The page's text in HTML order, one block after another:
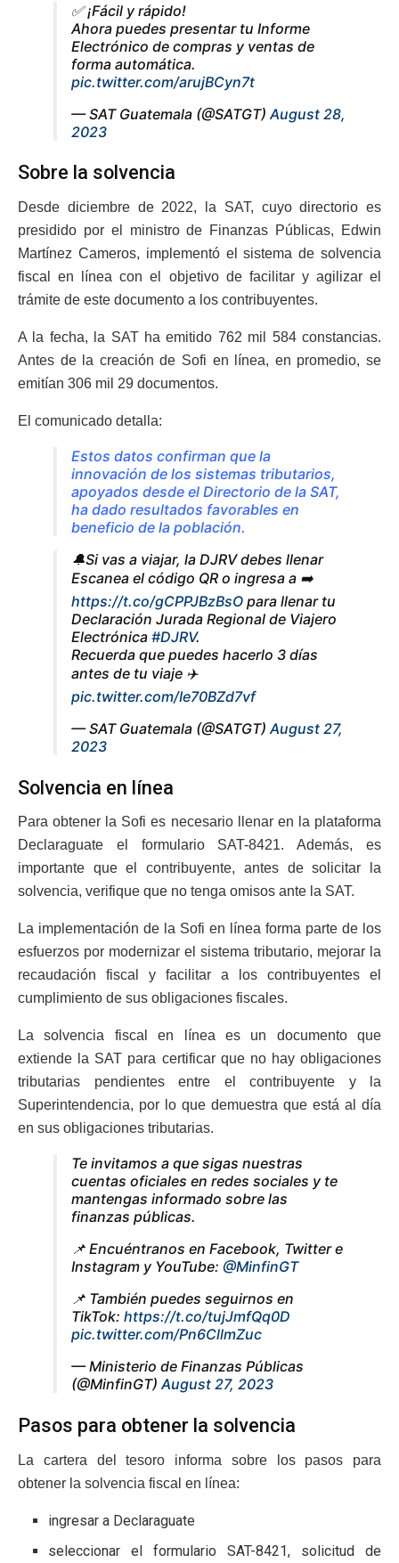
✅ ¡Fácil y rápido!
Ahora puedes presentar tu Informe
Electrónico de compras y ventas de
forma automática.
pic.twitter.com/arujBCyn7t
— SAT Guatemala (@SATGT) August 28,
2023
Sobre la solvencia
Desde diciembre de 2022, la SAT, cuyo directorio es
presidido por el ministro de Finanzas Públicas, Edwin
Martínez Cameros, implementó el sistema de solvencia
fiscal en línea con el objetivo de facilitar y agilizar el
trámite de este documento a los contribuyentes.
A la fecha, la SAT ha emitido 762 mil 584 constancias.
Antes de la creación de Sofi en línea, en promedio, se
emitían 306 mil 29 documentos.
El comunicado detalla:
Estos datos confirman que la
innovación de los sistemas tributarios,
apoyados desde el Directorio de la SAT,
ha dado resultados favorables en
beneficio de la población.
🔔Si vas a viajar, la DJRV debes llenar
Escanea el código QR o ingresa a ➡️
https://t.co/gCPPJBzBsO para llenar tu
Declaración Jurada Regional de Viajero
Electrónica #DJRV.
Recuerda que puedes hacerlo 3 días
antes de tu viaje ✈️
pic.twitter.com/Ie70BZd7vf
— SAT Guatemala (@SATGT) August 27,
2023
Solvencia en línea
Para obtener la Sofi es necesario llenar en la plataforma
Declaraguate el formulario SAT-8421. Además, es
importante que el contribuyente, antes de solicitar la
solvencia, verifique que no tenga omisos ante la SAT.
La implementación de la Sofi en línea forma parte de los
esfuerzos por modernizar el sistema tributario, mejorar la
recaudación fiscal y facilitar a los contribuyentes el
cumplimiento de sus obligaciones fiscales.
La solvencia fiscal en línea es un documento que
extiende la SAT para certificar que no hay obligaciones
tributarias pendientes entre el contribuyente y la
Superintendencia, por lo que demuestra que está al día
en sus obligaciones tributarias.
Te invitamos a que sigas nuestras
cuentas oficiales en redes sociales y te
mantengas informado sobre las
finanzas públicas.
📌 Encuéntranos en Facebook, Twitter e
Instagram y YouTube: @MinfinGT
📌 También puedes seguirnos en
TikTok: https://t.co/tujJmfQq0D
pic.twitter.com/Pn6CllmZuc
— Ministerio de Finanzas Públicas
(@MinfinGT)August 27, 2023
Pasos para obtener la solvencia
La cartera del tesoro informa sobre los pasos para
obtener la solvencia fiscal en línea:
ingresar a Declaraguate
seleccionar el formulario SAT-8421, solicitud de